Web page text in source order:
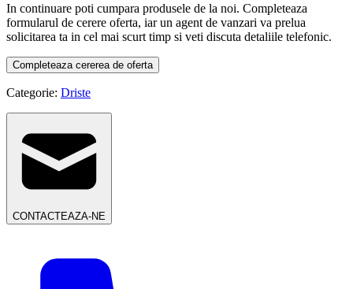
In continuare poti cumpara produsele de la noi. Completeaza
formularul de cerere oferta, iar un agent de vanzari va prelua
solicitarea ta in cel mai scurt timp si veti discuta detaliile telefonic.
Completeaza cererea de oferta
Categorie: Driste
CONTACTEAZA-NE